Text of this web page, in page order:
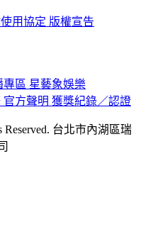
用協定 版權宣告
專區 星藝象娛樂
官方聲明 獲獎紀錄／認證
台北市內湖區瑞